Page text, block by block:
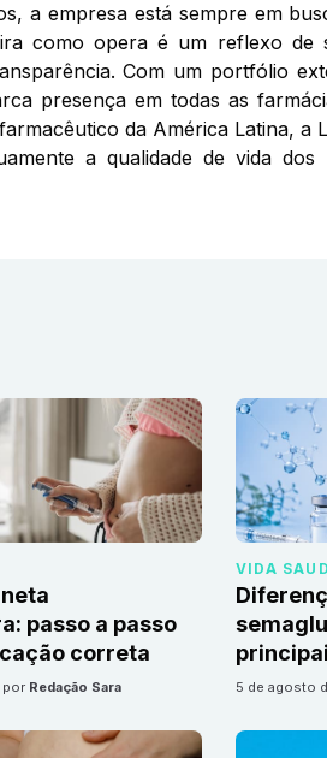
a empresa está sempre em
como opera é um reflexo de
Com um portfólio
presença em todas as
da América Latina, a
a qualidade de vida
passo a passo
correta
por Redação Sara
VIDA
5 de agosto